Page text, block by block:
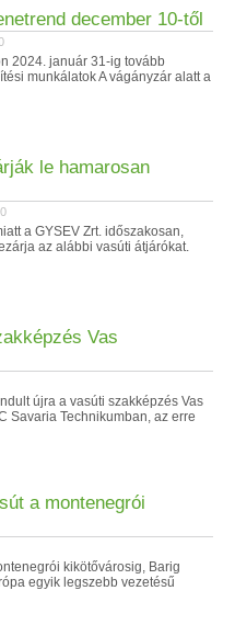
december 10-től
2024. január 31-ig tovább
munkálatok A vágányzár alatt a
le hamarosan
a GYSEV Zrt. időszakosan,
az alábbi vasúti átjárókat.
Vas
újra a vasúti szakképzés Vas
Savaria Technikumban, az erre
a montenegrói
kikötővárosig, Barig
egyik legszebb vezetésű